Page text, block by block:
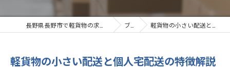
ブログ 軽貨物の小さい配送と個人宅配送の特徴解説
軽貨物の小さい配送と個人宅配送の特徴解説